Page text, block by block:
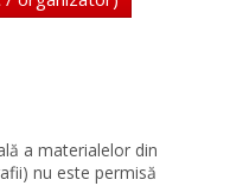
a materialelor din
nu este permisă